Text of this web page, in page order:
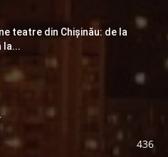
teatre din Chişinău: de la
la...
436